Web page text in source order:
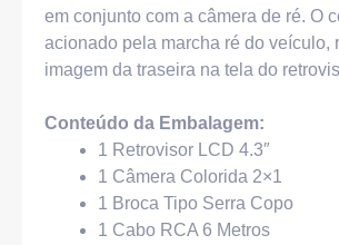
em conjunto com a câmera de ré. O
acionado pela marcha ré do veículo,
imagem da traseira na tela do
Conteúdo da Embalagem:
1 Retrovisor LCD 4.3″
1 Câmera Colorida 2×1
1 Broca Tipo Serra Copo
1 Cabo RCA 6 Metros